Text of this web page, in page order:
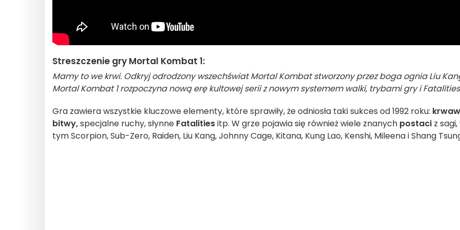
Streszczenie gry Mortal Kombat 1:
Mamy to we krwi. Odkryj odrodzony wszechświat Mortal Kombat stworzony przez boga ognia Liu
Mortal Kombat 1 rozpoczyna nową erę kultowej serii z nowym systemem walki, trybami gry i
Gra zawiera wszystkie kluczowe elementy, które sprawiły, że odniosła taki sukces od 1992 roku:
bitwy,specjalne ruchy, słynne Fatalitiesitp. W grze pojawia się również wiele znanych postaci z
tym Scorpion, Sub-Zero, Raiden, Liu Kang, Johnny Cage, Kitana, Kung Lao, Kenshi, Mileena i Shang